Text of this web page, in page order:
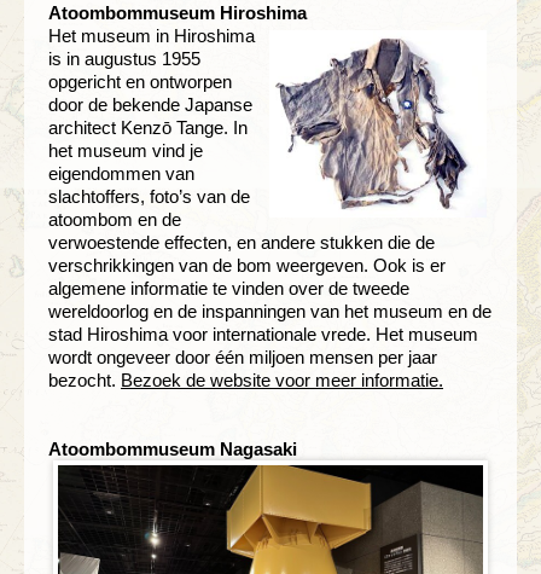
Atoombommuseum Hiroshima
Het museum in Hiroshima
is in augustus 1955
opgericht en ontworpen
door de bekende Japanse
architect Kenzō Tange. In
het museum vind je
eigendommen van
slachtoffers, foto’s van de
atoombom en de
verwoestende effecten, en andere stukken die de
verschrikkingen van de bom weergeven. Ook is er
algemene informatie te vinden over de tweede
wereldoorlog en de inspanningen van het museum en de
stad Hiroshima voor internationale vrede. Het museum
wordt ongeveer door één miljoen mensen per jaar
bezocht. Bezoek de website voor meer informatie.
Atoombommuseum Nagasaki